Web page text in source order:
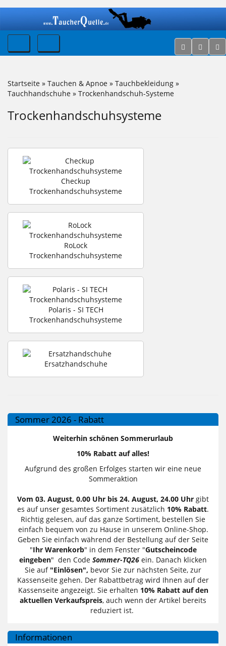
Startseite » Tauchen & Apnoe » Tauchbekleidung »
Tauchhandschuhe » Trockenhandschuh-Systeme
Trockenhandschuhsysteme
Checkup
Trockenhandschuhsysteme
RoLock
Trockenhandschuhsysteme
Polaris - SI TECH
Trockenhandschuhsysteme
Ersatzhandschuhe
Sommer 2026 - Rabatt
Weiterhin schönen Sommerurlaub
10% Rabatt auf alles!
Aufgrund des großen Erfolges starten wir eine neue
Sommeraktion
Vom 03. August, 0.00 Uhr bis 24. August, 24.00 Uhr gibt
es auf unser gesamtes Sortiment zusätzlich 10% Rabatt.
Richtig gelesen, auf das ganze Sortiment, bestellen Sie
einfach bequem von zu Hause in unserem Online-Shop.
Geben Sie einfach während der Bestellung auf der Seite
"Ihr Warenkorb" in dem Fenster "Gutscheincode
eingeben" den Code Sommer-TQ26 ein. Danach klicken
Sie auf "Einlösen", bevor Sie zur nächsten Seite, zur
Kassenseite gehen. Der Rabattbetrag wird Ihnen auf der
Kassenseite angezeigt. Sie erhalten 10% Rabatt auf den
aktuellen Verkaufspreis, auch wenn der Artikel bereits
reduziert ist.
Informationen